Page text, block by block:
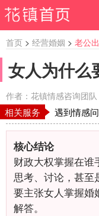
首页 > 经营婚姻 > 老公
女人为什么
作者：花镇情感咨询团队
相关服务 遇到情感
核心结论
财政大权掌握在谁
思考、讨论，甚至
要主张女人掌握婚
解答。